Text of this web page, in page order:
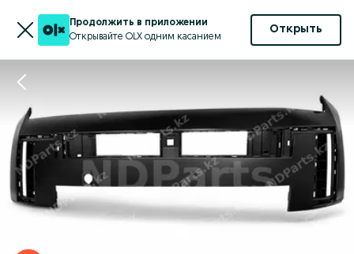
Продолжить в приложении
Открывайте OLX одним касанием
Открыть